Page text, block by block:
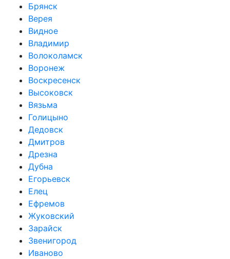
Брянск
Верея
Видное
Владимир
Волоколамск
Воронеж
Воскресенск
Высоковск
Вязьма
Голицыно
Дедовск
Дмитров
Дрезна
Дубна
Егорьевск
Елец
Ефремов
Жуковский
Зарайск
Звенигород
Иваново